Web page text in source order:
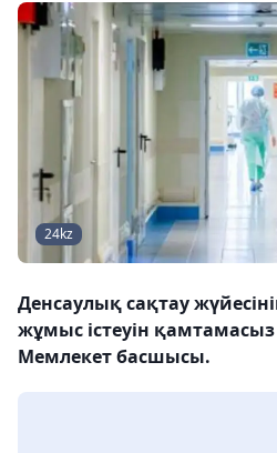
24kz
Денсаулық сақтау
жұмыс істеуін
Мемлекет басшысы.